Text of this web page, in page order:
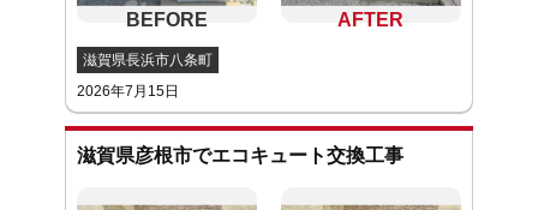
滋賀県長浜市八条町
2026年7月15日
滋賀県彦根市でエコキュート交換工事